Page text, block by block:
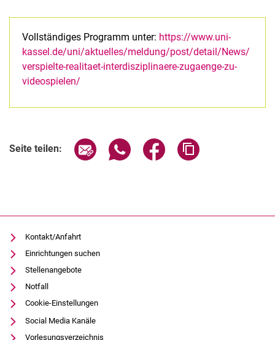
Vollständiges Programm unter: https://www.uni-
kassel.de/uni/aktuelles/meldung/post/detail/News/
verspielte-realitaet-interdisziplinaere-zugaenge-zu-
videospielen/
Seite teilen: Seite über E-Mail teilen
Seite über WhatsApp teilen
Seite über Facebook
Kontakt/Anfahrt
Einrichtungen suchen
Stellenangebote
Notfall
Cookie-Einstellungen
Social Media Kanäle
Vorlesungsverzeichnis